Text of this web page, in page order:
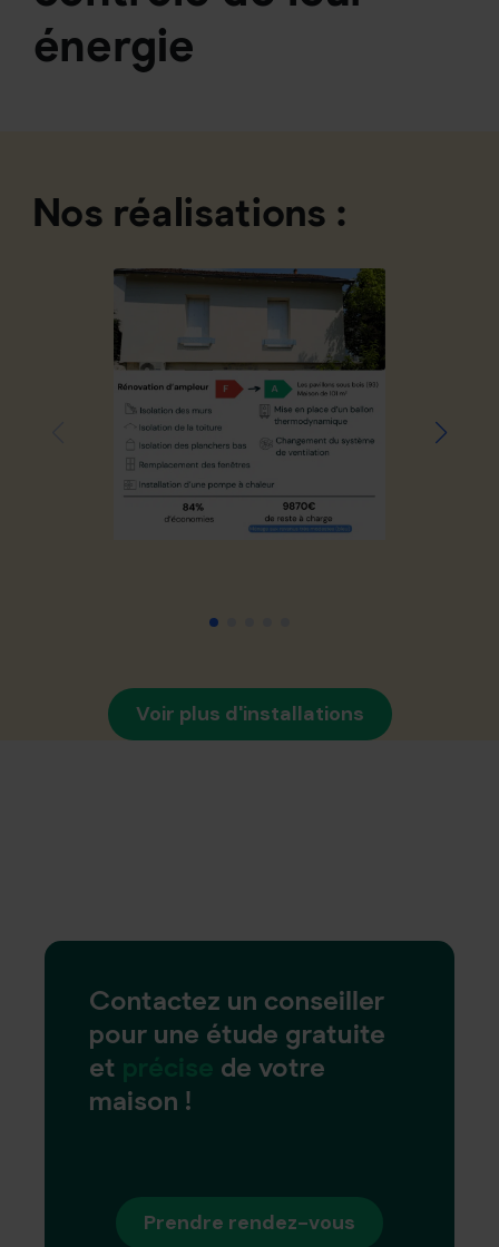
énergie
Nos réalisations :
Voir plus d'installations
Contactez un conseiller
pour une étude gratuite
et
de votre
maison !
Prendre rendez-vous